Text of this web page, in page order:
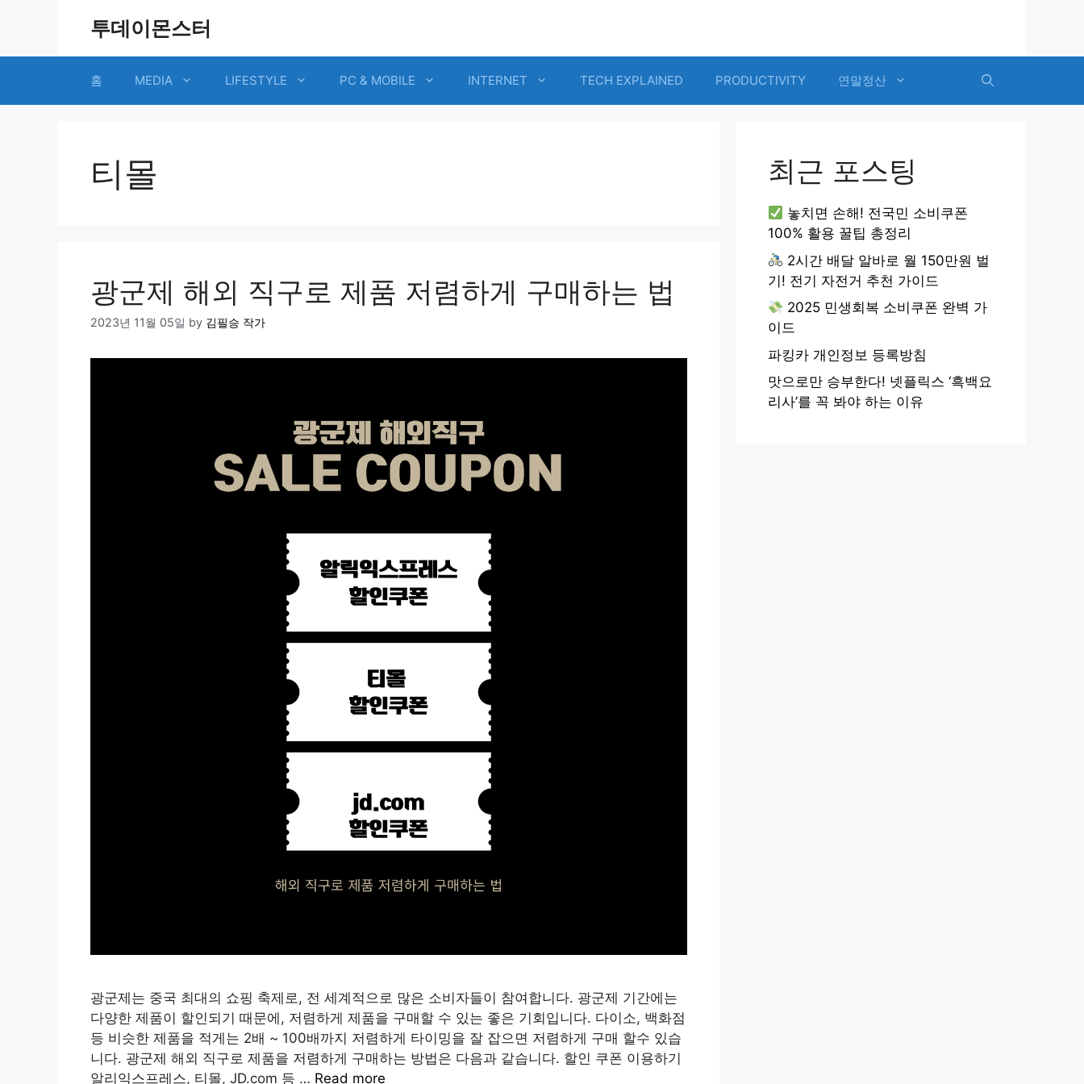
투데이몬스터
홈 MEDIA LIFESTYLE PC & MOBILE INTERNET TECH EXPLAINED PRODUCTIVITY 연말정산
티몰
광군제 해외 직구로 제품 저렴하게 구매하는 법
2023년 11월 05일 by 김필승 작가
광군제는 중국 최대의 쇼핑 축제로, 전 세계적으로 많은 소비자들이 참여합니다. 광군제 기간에는
다양한 제품이 할인되기 때문에, 저렴하게 제품을 구매할 수 있는 좋은 기회입니다. 다이소, 백화점
등 비슷한 제품을 적게는 2배 ~ 100배까지 저렴하게 타이밍을 잘 잡으면 저렴하게 구매 할수 있습
니다. 광군제 해외 직구로 제품을 저렴하게 구매하는 방법은 다음과 같습니다. 할인 쿠폰 이용하기
알리익스프레스, 티몰, JD.com 등 … Read more
최근 포스팅
놓치면 손해! 전국민 소비쿠폰
100% 활용 꿀팁 총정리
2시간 배달 알바로 월 150만원 벌
기! 전기 자전거 추천 가이드
2025 민생회복 소비쿠폰 완벽 가
이드
파킹카 개인정보 등록방침
맛으로만 승부한다! 넷플릭스 ‘흑백요
리사’를 꼭 봐야 하는 이유